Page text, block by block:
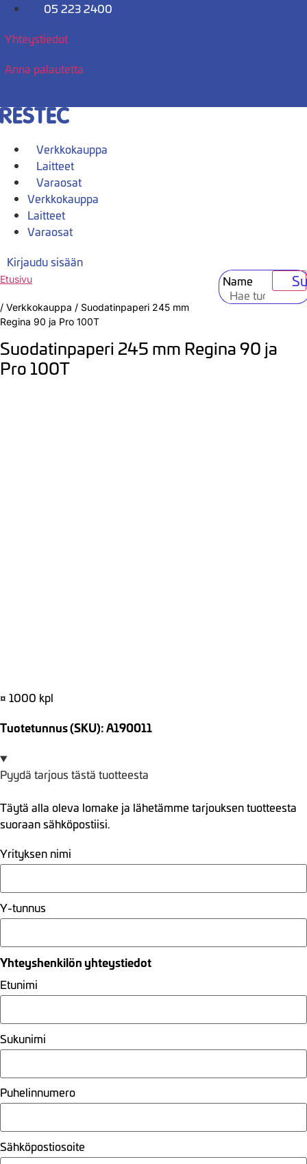
Mene
05 223 2400
Yhteystiedot
Anna palautetta
Verkkokauppa
Laitteet
Varaosat
Verkkokauppa
Laitteet
Varaosat
Kirjaudu sisään
Name
Etusivu
/ Verkkokauppa / Suodatinpaperi 245 mm
Regina 90 ja Pro 100T
Suodatinpaperi 245 mm Regina 90 ja
Pro 100T
¤ 1000 kpl
Tuotetunnus (SKU): A190011
Pyydä tarjous tästä tuotteesta
Täytä alla oleva lomake ja lähetämme tarjouksen tuotteesta
suoraan sähköpostiisi.
Yrityksen nimi
Y-tunnus
Yhteyshenkilön yhteystiedot
Etunimi
Sukunimi
Puhelinnumero
Sähköpostiosoite